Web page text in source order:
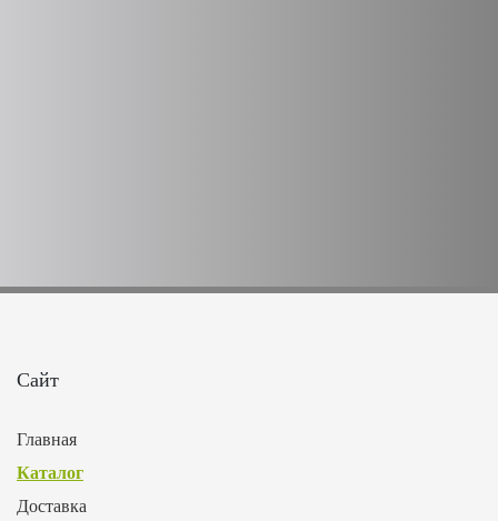
Сайт
Главная
Каталог
Доставка